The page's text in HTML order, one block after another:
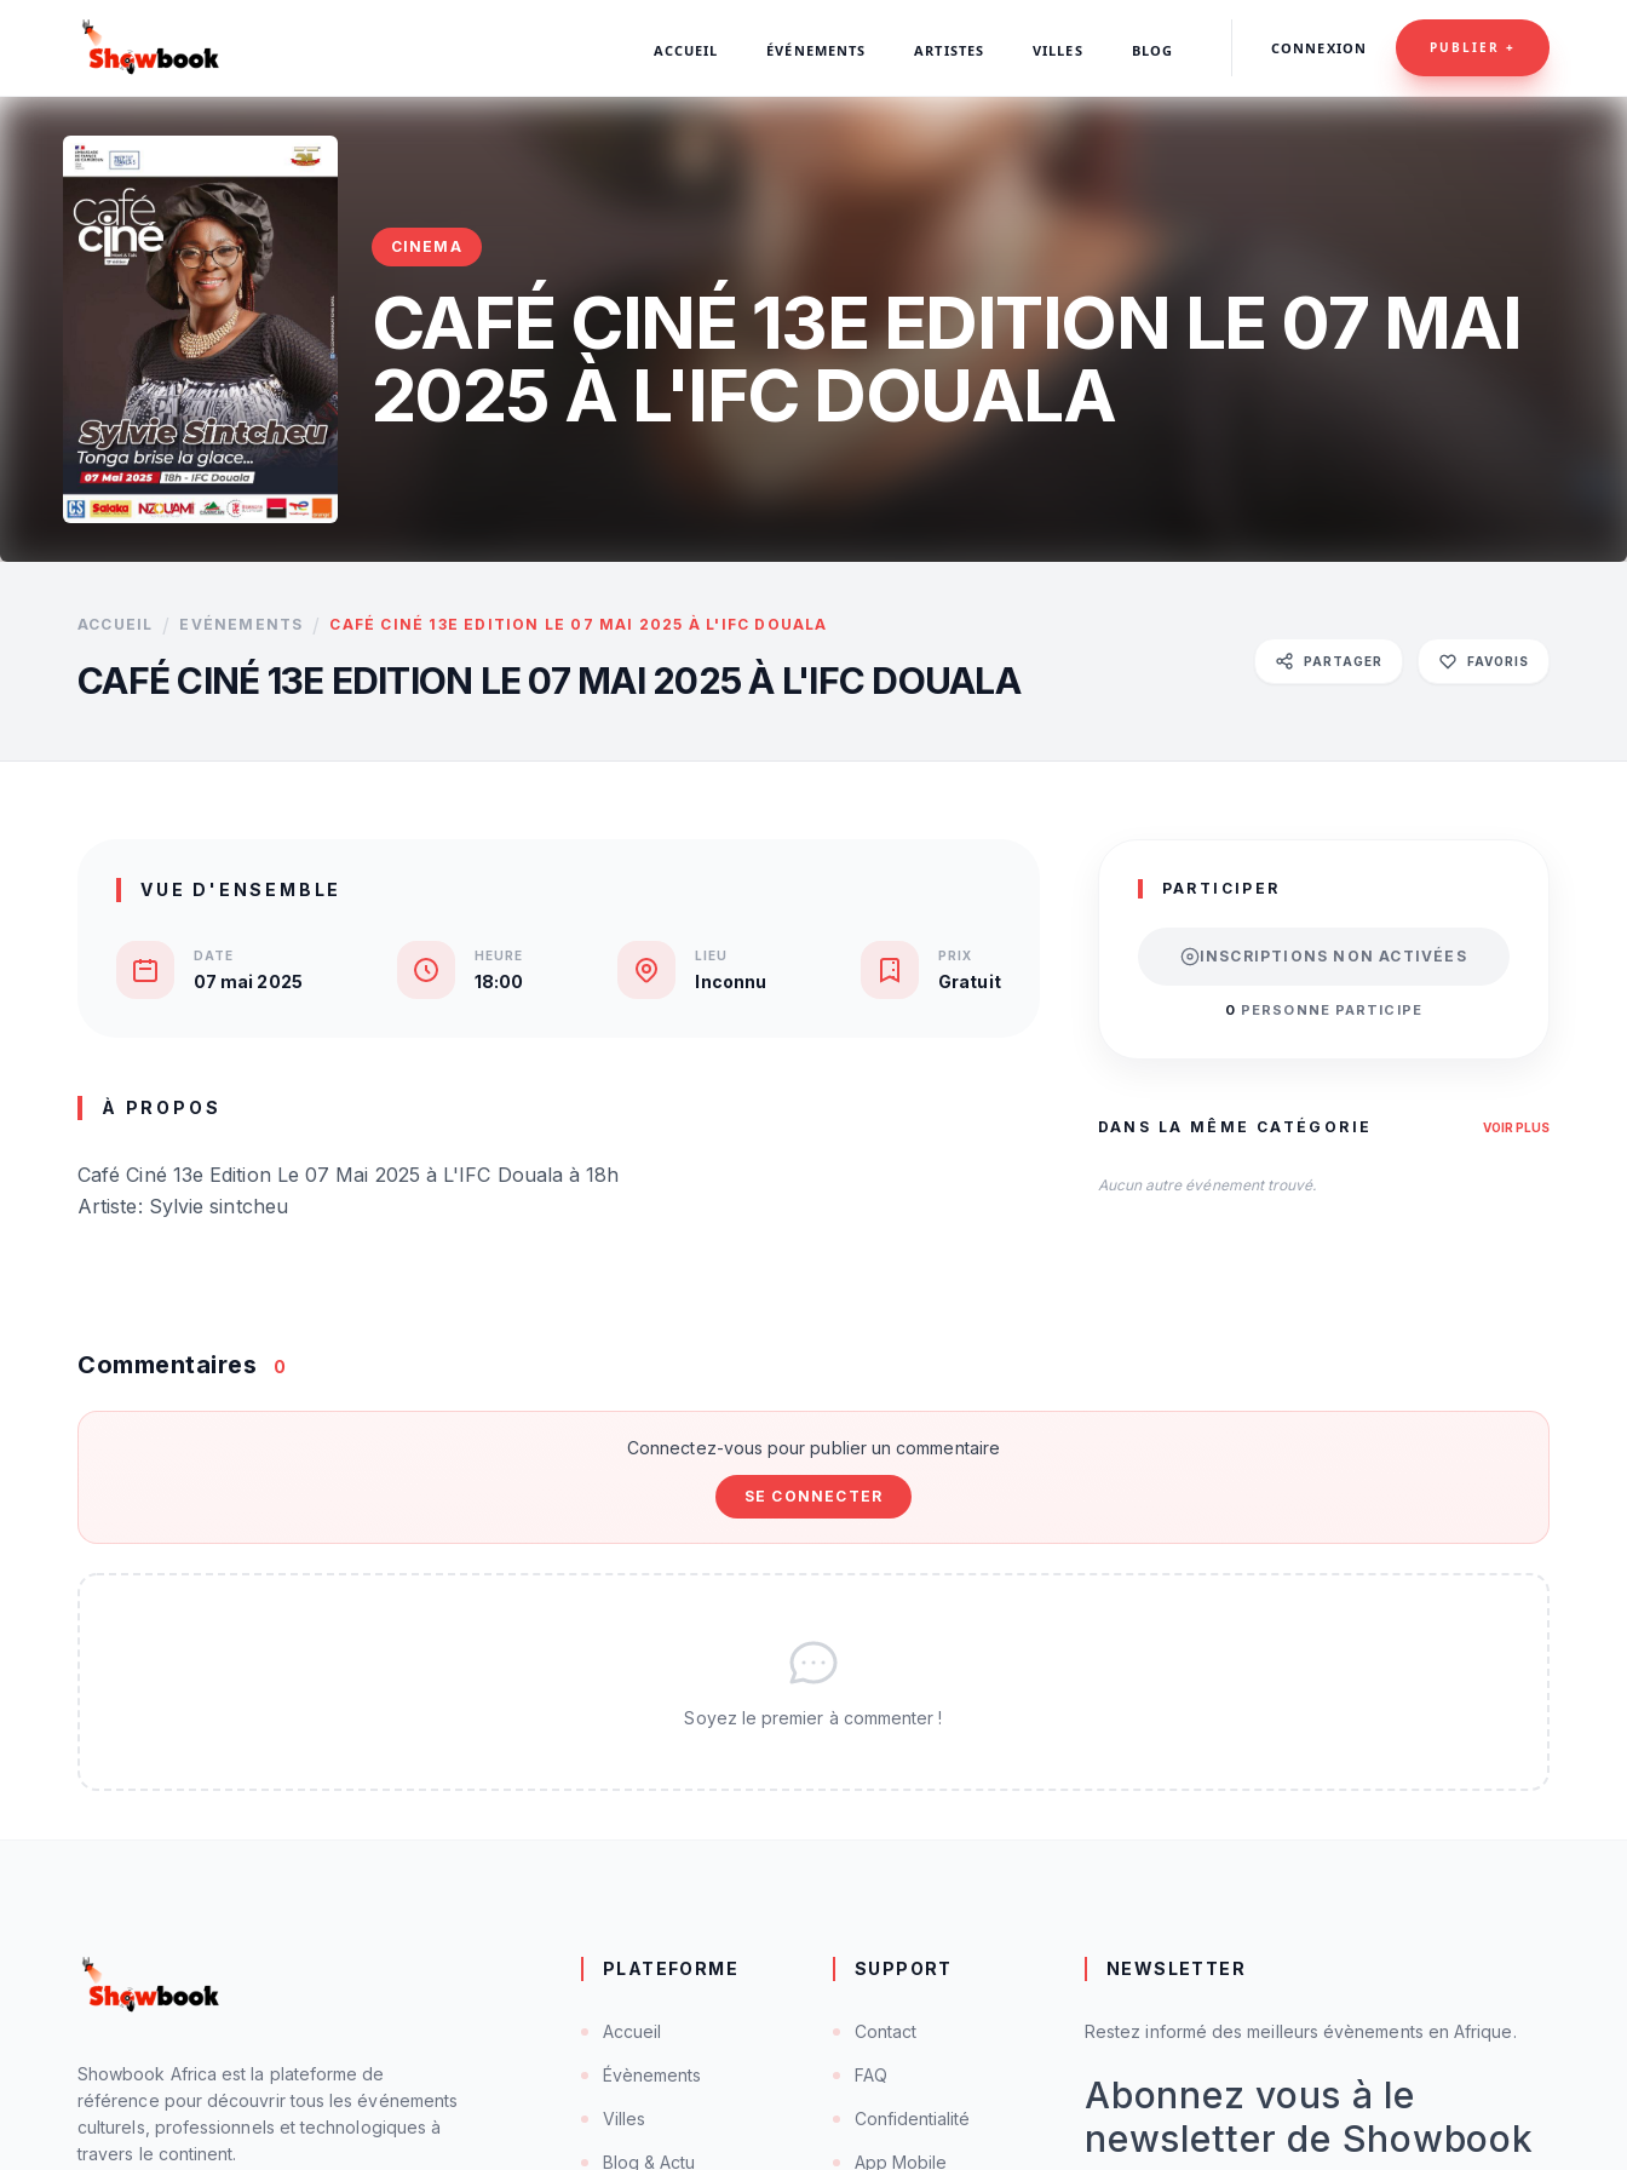
ACCUEIL ÉVÉNEMENTS ARTISTES VILLES BLOG CONNEXION PUBLIER +
CINEMA
CAFÉ CINÉ 13E EDITION LE 07 MAI
2025 À L'IFC DOUALA
ACCUEIL / EVÉNEMENTS / CAFÉ CINÉ 13E EDITION LE 07 MAI 2025 À L'IFC DOUALA
CAFÉ CINÉ 13E EDITION LE 07 MAI 2025 À L'IFC DOUALA PARTAGER FAVORIS
VUE D'ENSEMBLE
DATE
07 mai 2025
HEURE
18:00
LIEU
Inconnu
PRIX
Gratuit
À PROPOS
Café Ciné 13e Edition Le 07 Mai 2025 à L'IFC Douala à 18h
Artiste: Sylvie sintcheu
PARTICIPER
INSCRIPTIONS NON ACTIVÉES
0 PERSONNE PARTICIPE
DANS LA MÊME CATÉGORIE VOIR PLUS
Aucun autre événement trouvé.
Commentaires 0
Connectez-vous pour publier un commentaire
SE CONNECTER
Soyez le premier à commenter !
Showbook Africa est la plateforme de
référence pour découvrir tous les événements
culturels, professionnels et technologiques à
travers le continent.
PLATEFORME
Accueil
Évènements
Villes
Blog & Actu
SUPPORT
Contact
FAQ
Confidentialité
App Mobile
NEWSLETTER
Restez informé des meilleurs évènements en Afrique.
Abonnez vous à le
newsletter de Showbook